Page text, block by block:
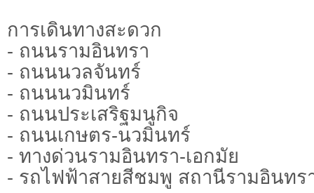
การเดินทางสะดวก
- ถนนรามอินทรา
- ถนนนวลจันทร์
- ถนนนวมินทร์
- ถนนประเสริฐมนูกิจ
- ถนนเกษตร-นวมินทร์
- ทางด่วนรามอินทรา-เอกมัย
- รถไฟฟ้าสายสีชมพู สถานีรามอินทร